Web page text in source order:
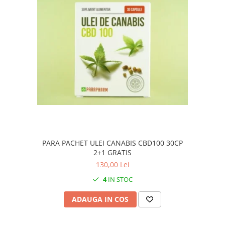
PARA PACHET ULEI CANABIS CBD100 30CP
2+1 GRATIS
130,00 Lei
4IN STOC
ADAUGA IN COS